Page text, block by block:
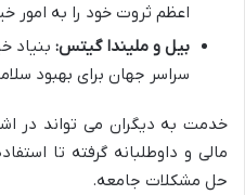
اعظم ثروت خود را به امور
بیل و ملیندا گیتس: بنیاد
سراسر جهان برای بهبود
خدمت به دیگران می تواند در
مالی و داوطلبانه گرفته تا
حل مشکلات جامعه.